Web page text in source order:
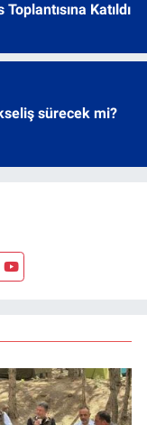
Katıldı
sürecek mi?